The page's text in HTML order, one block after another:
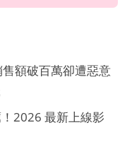
額破百萬卻遭惡意
2026 最新上線影